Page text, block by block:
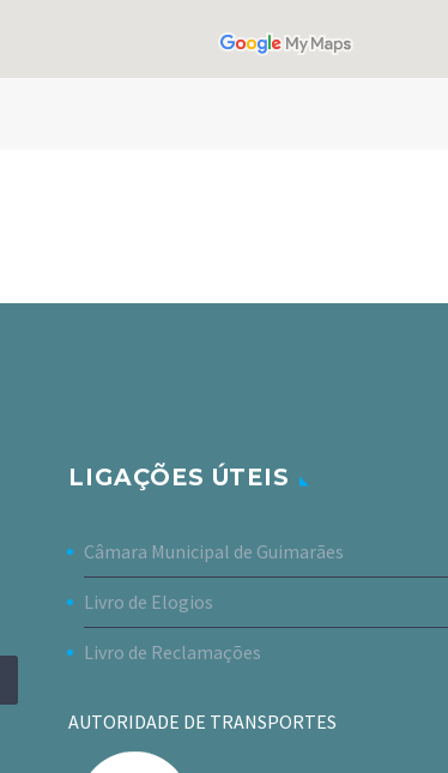
LIGAÇÕES ÚTEIS
Câmara Municipal de Guimarães
Livro de Elogios
Livro de Reclamações
AUTORIDADE DE TRANSPORTES